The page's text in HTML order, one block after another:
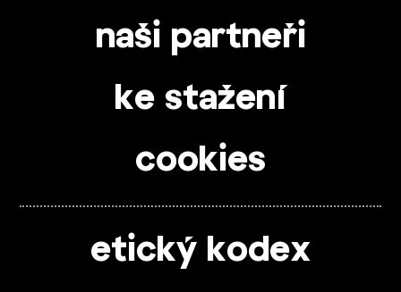
naši partneři
ke stažení
cookies
etický kodex